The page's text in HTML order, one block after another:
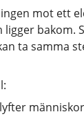
mot ett
ta samma